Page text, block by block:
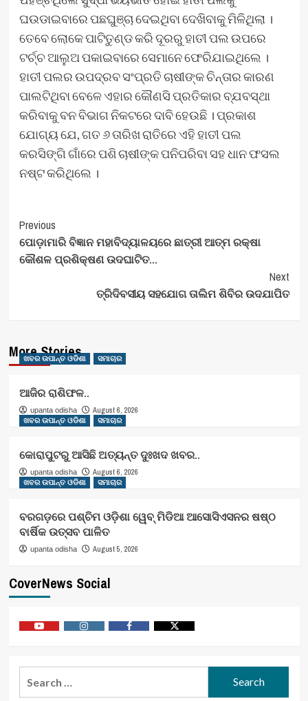
ଘଉଡାଇବାରେ ପଛଘୁଞ୍ଚା ଦେଇଥିବା ଦେଖିବାକୁ ମିଳିଥିଲା ।
ତେବେ ଲୋକେ ପାଟିତୁଣ୍ଡ କରି ଦୂରରୁ ହାତୀ ପଲ ଉପରେ
ଟର୍ଚ୍ଚ ଆଲୁଅ ପକାଇବାରେ ସେମାନେ ଫେରିଯାଇଥିଲେ ।
ହାତୀ ପଲର ଉପଦ୍ରବ ସଂପ୍ରତି ଚାଷୀଙ୍କ ଚିନ୍ତାର କାରଣ
ପାଲଟିଥିବା ବେଳେ ଏହାର କୌଣସି ପ୍ରତିକାର ବ୍ଯବସ୍ଥା
କରିବାକୁ ବନ ବିଭାଗ ନିକଟରେ ଦାବି ହେଉଛି । ପ୍ରକାଶ
ଯୋଗ୍ୟ ଯେ, ଗତ ୬ ତାରିଖ ରାତିରେ ଏହି ହାତୀ ପଲ
କରସିଙ୍ଗି ଗାଁରେ ପଶି ଚାଷୀଙ୍କ ପନିପରିବା ସହ ଧାନ ଫସଲ
ନଷ୍ଟ କରିଥିଲେ ।
Post
Navigation
Previous
ପୋଡ଼ାମାରି ବିଜ୍ଞାନ ମହାବିଦ୍ୟାଳୟରେ ଛାତ୍ରୀ ଆତ୍ମ ରକ୍ଷା
କୌଶଳ ପ୍ରଶିକ୍ଷଣ ଉଦଘାଟିତ…
Next
ତ୍ରିଦିବସୀୟ ସହଯୋଗ ତାଲିମ ଶିବିର ଉଦଯାପିତ
More Stories
ଖବର ଉପାନ୍ତ ଓଡିଶା ସମାଚାର
ଆଜିର ରାଶିଫଳ..
upanta odisha
August 6, 2026
ଖବର ଉପାନ୍ତ ଓଡିଶା
ସମାଚାର
କୋରାପୁଟରୁ ଆସିଛି ଅତ୍ୟନ୍ତ ଦୁଃଖଦ ଖବର..
upanta odisha
August 6, 2026
ଖବର ଉପାନ୍ତ ଓଡିଶା
ସମାଚାର
ବରଗଡ଼ରେ ପଶ୍ଚିମ ଓଡ଼ିଶା ୱେବ୍ ମିଡିଆ ଆସୋସିଏସନର ଷଷ୍ଠ
ବାର୍ଷିକ ଉତ୍ସବ ପାଳିତ
upanta odisha August 5, 2026
CoverNews Social